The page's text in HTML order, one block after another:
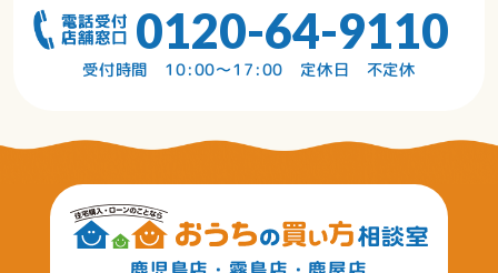
0120-64-9110
受付時間 10:00〜17:00 定休日 不定休